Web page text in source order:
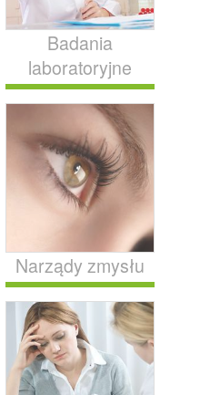
Badania
laboratoryjne
Narządy zmysłu